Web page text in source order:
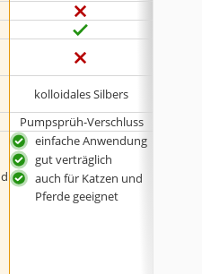
kolloidales Silbers
Pumpsprüh-Verschluss
einfache Anwendung
gut verträglich
auch für Katzen und
Pferde geeignet